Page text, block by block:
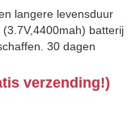
langere levensduur
batterij
30 dagen
verzending!)